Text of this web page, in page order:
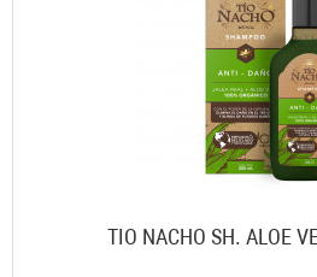
TIO NACHO SH. ALOE